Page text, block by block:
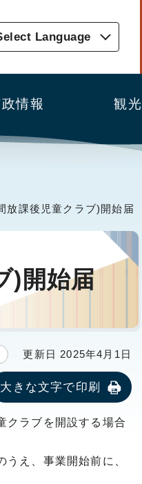
Language
情報 観光
放課後児童クラブ)開始届
)開始届
更新日 2025年4月1日
大きな文字で印刷
クラブを開設する場合
え、事業開始前に、